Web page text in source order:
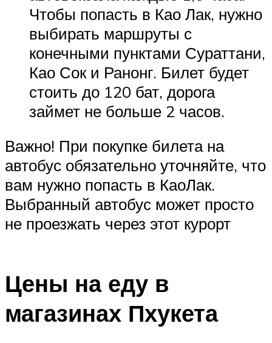
Чтобы попасть в Као Лак, нужно
выбирать маршруты с
конечными пунктами Сураттани,
Као Сок и Ранонг. Билет будет
стоить до 120 бат, дорога
займет не больше 2 часов.
Важно! При покупке билета на
автобус обязательно уточняйте, что
вам нужно попасть в КаоЛак.
Выбранный автобус может просто
не проезжать через этот курорт
Цены на еду в
магазинах Пхукета